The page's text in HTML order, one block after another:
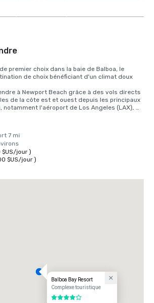
premier choix dans la baie de Balboa, le
de choix bénéficiant d'un climat doux
à Newport Beach grâce à des vols directs
de la côte est et ouest depuis les principaux
notamment l'aéroport de Los Angeles (LAX),
(LGB), l'aéroport d'Orange County (SNA) et
: 11 miles/15 minutes
: 24 miles/30 minutes
80 miles/60 minutes
87 miles/90 minutes
25 miles/35 minutes
7 mi
/jour)
$US/jour)
Balboa Bay Resort
Complexe touristique
4 sur 5